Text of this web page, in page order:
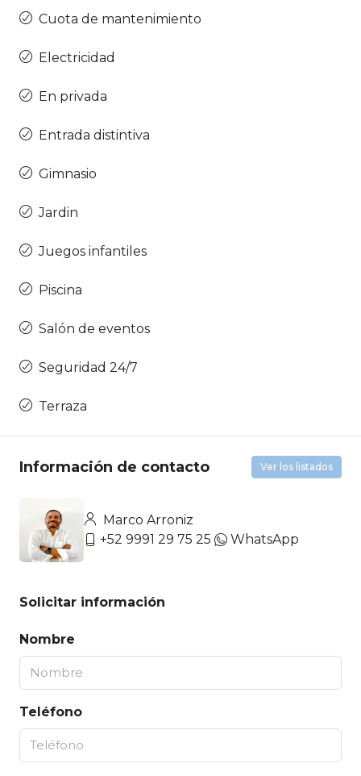
Cuota de mantenimiento
Electricidad
En privada
Entrada distintiva
Gimnasio
Jardin
Juegos infantiles
Piscina
Salón de eventos
Seguridad 24/7
Terraza
Información de contacto Ver los listados
Marco Arroniz
+52 9991 29 75 25
WhatsApp
Solicitar información
Nombre
Teléfono